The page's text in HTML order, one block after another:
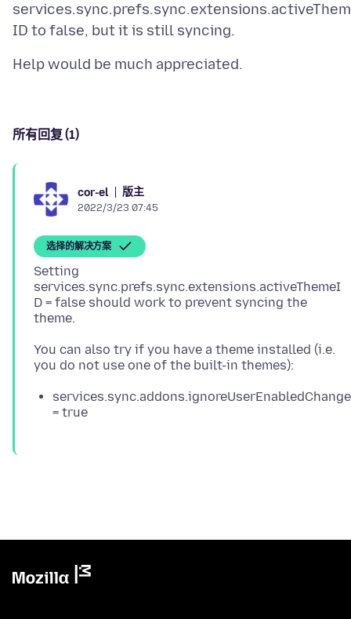
所有回复 (1)
cor-el 版主
2022/3/23 07:45
选择的解决方案
Setting
services.sync.prefs.sync.extensions.activeThemeI
D = false should work to prevent syncing the
You can also try if you have a theme installed (i.e.
= true